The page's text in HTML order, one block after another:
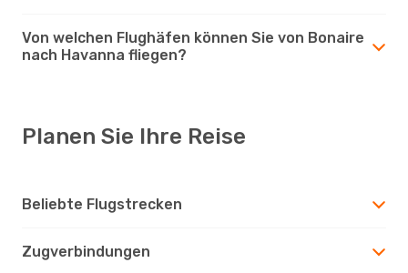
Von welchen Flughäfen können Sie von Bonaire
nach Havanna fliegen?
Planen Sie Ihre Reise
Beliebte Flugstrecken
Zugverbindungen